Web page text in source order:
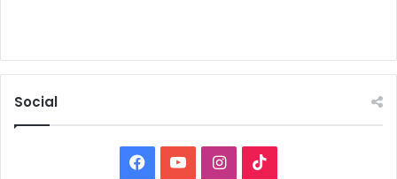
Social
Facebook
YouTubeInstagram